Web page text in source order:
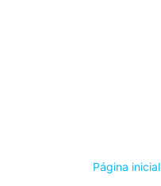
Página inicial